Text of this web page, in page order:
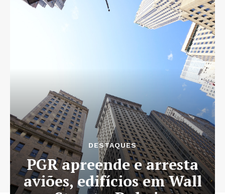
DESTAQUES
PGR apreende e arresta
aviões, edifícios em Wall